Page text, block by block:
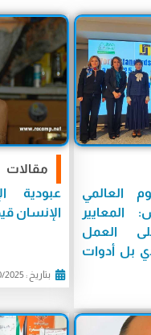
العالمي
المعايير
العمل
بل أدوات
مقالات
عبودية
الإنسان
بتاريخ : 23/10/2025